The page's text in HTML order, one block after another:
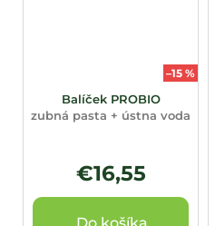
–15 %
Balíček PROBIO
zubná pasta + ústna voda
€16,55